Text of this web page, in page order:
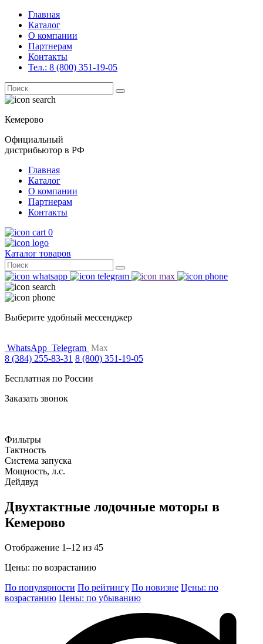
Главная
Каталог
О компании
Партнерам
Контакты
Тел.: 8 (800) 351-19-05
Поиск
for:
Кемерово
Официальный
дистрибьютор в РФ
Главная
Каталог
О компании
Партнерам
Контакты
0
Каталог товаров
Поиск
for:
Выберите удобный мессенджер
WhatsApp Telegram Max
8 (384) 255-83-31 8 (800) 351-19-05
Бесплатная по России
Заказать звонок
Фильтры
Тактность
Система запуска
Мощность, л.с.
Дейдвуд
Двухтактные лодочные моторы в
Кемерово
Отображение 1–12 из 45
Цены: по возрастанию
По популярности По рейтингу По новизне Цены: по
возрастанию Цены: по убыванию